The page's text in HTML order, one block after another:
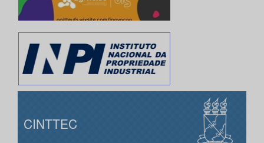
CINTTEC